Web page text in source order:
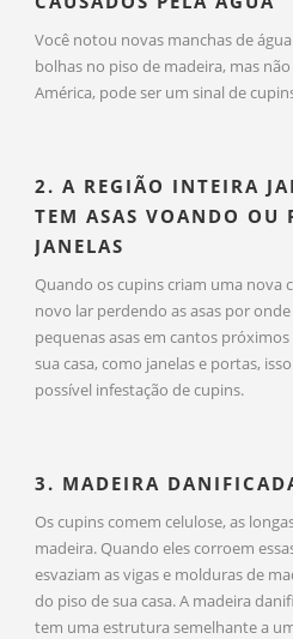
Você notou novas manchas de
bolhas no piso de madeira, mas
América, pode ser um sinal de
2. A REGIÃO INTEIRA
TEM ASAS VOANDO OU
JANELAS
Quando os cupins criam uma nova
novo lar perdendo as asas por
pequenas asas em cantos
sua casa, como janelas e portas,
possível infestação de cupins.
3. MADEIRA
Os cupins comem celulose, as
madeira. Quando eles corroem
esvaziam as vigas e molduras de
do piso de sua casa. A madeira
tem uma estrutura semelhante a